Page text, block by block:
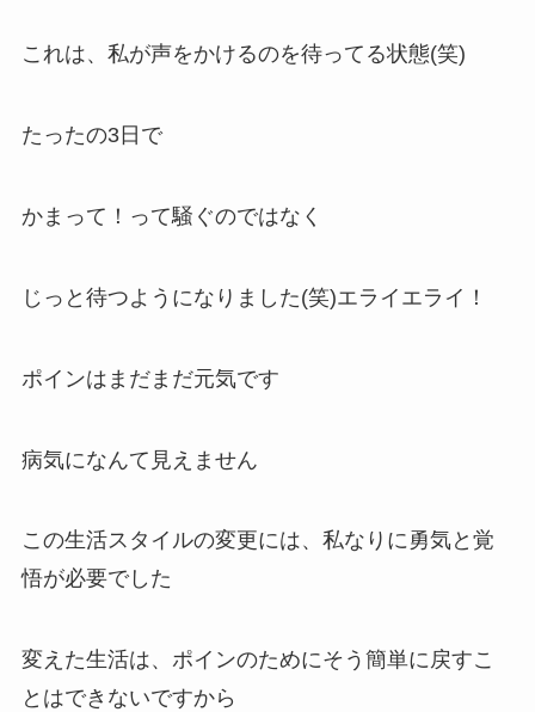
これは、私が声をかけるのを待ってる状態(笑)
たったの3日で
かまって！って騒ぐのではなく
じっと待つようになりました(笑)エライエライ！
ポインはまだまだ元気です
病気になんて見えません
この生活スタイルの変更には、私なりに勇気と覚
悟が必要でした
変えた生活は、ポインのためにそう簡単に戻すこ
とはできないですから